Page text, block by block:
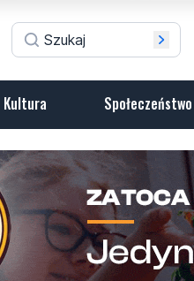
Kultura Społeczeństwo